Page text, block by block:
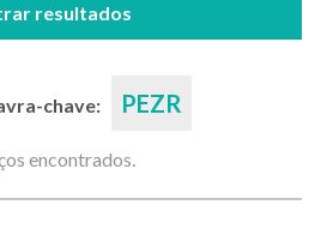
resultados
chave: PEZR
encontrados.